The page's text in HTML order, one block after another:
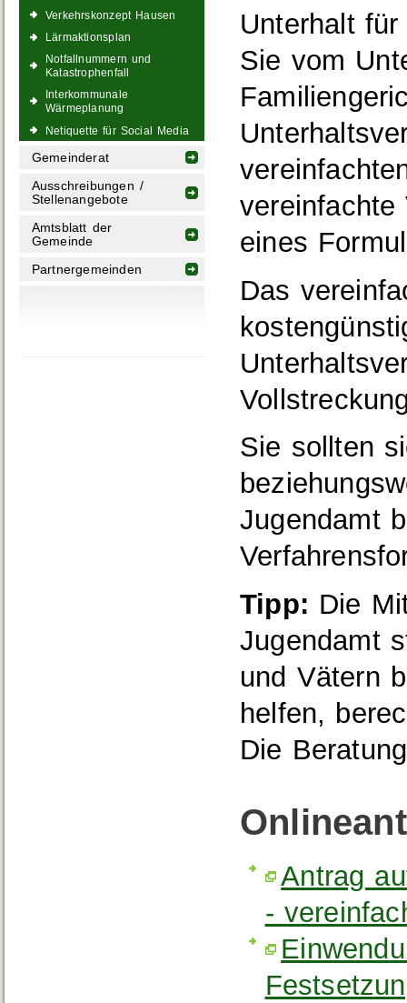
Verkehrskonzept Hausen
Lärmaktionsplan
Notfallnummern und
Katastrophenfall
Interkommunale
Wärmeplanung
Netiquette für Social Media
Gemeinderat
Ausschreibungen /
Stellenangebote
Amtsblatt der
Gemeinde
Partnergemeinden
Unterhalt
Sie vom
eines
Das
Sie sollten
Jugendamt
Tipp: Die
Jugendamt
und Vätern
helfen,
Die
Antrag
-